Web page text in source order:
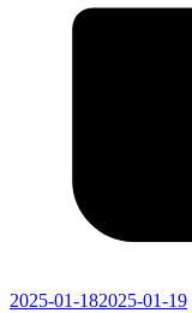
2025-01-182025-01-19